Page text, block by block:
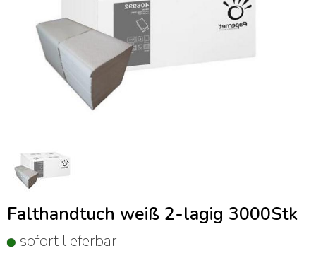
Falthandtuch weiß 2-lagig 3000Stk
sofort lieferbar